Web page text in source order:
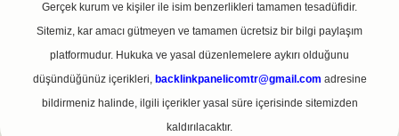
Gerçek kurum ve kişiler ile isim benzerlikleri tamamen tesadüfidir.
Sitemiz, kar amacı gütmeyen ve tamamen ücretsiz bir bilgi paylaşım
platformudur. Hukuka ve yasal düzenlemelere aykırı olduğunu
düşündüğünüz içerikleri, backlinkpanelicomtr@gmail.com adresine
bildirmeniz halinde, ilgili içerikler yasal süre içerisinde sitemizden
kaldırılacaktır.